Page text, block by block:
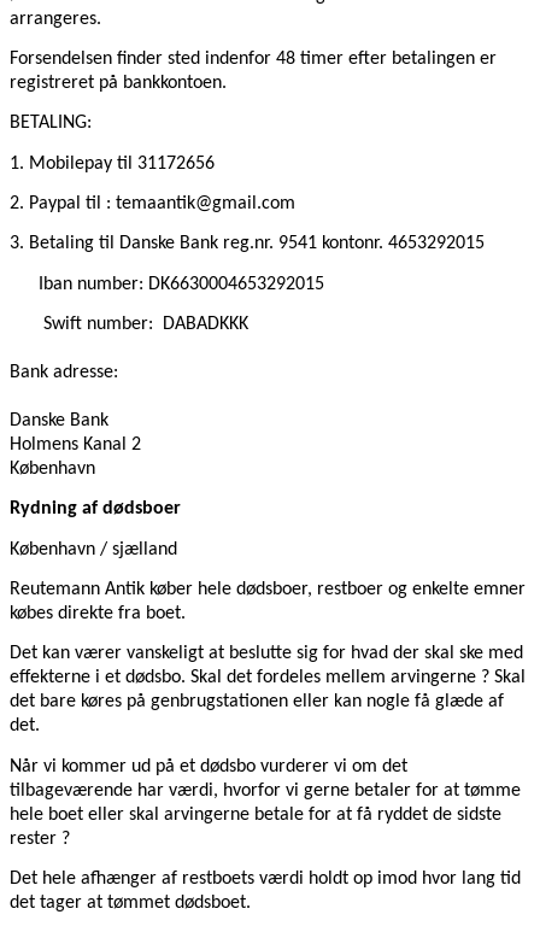
arrangeres.
Forsendelsen finder sted indenfor 48 timer efter betalingen er
registreret på bankkontoen.
BETALING:
1. Mobilepay til 31172656
2. Paypal til : temaantik@gmail.com
3. Betaling til Danske Bank reg.nr. 9541 kontonr. 4653292015
Iban number: DK6630004653292015
Swift number: DABADKKK
Bank adresse:
Danske Bank
Holmens Kanal 2
København
Rydning af dødsboer
København / sjælland
Reutemann Antik køber hele dødsboer, restboer og enkelte emner
købes direkte fra boet.
Det kan værer vanskeligt at beslutte sig for hvad der skal ske med
effekterne i et dødsbo. Skal det fordeles mellem arvingerne ? Skal
det bare køres på genbrugstationen eller kan nogle få glæde af
det.
Når vi kommer ud på et dødsbo vurderer vi om det
tilbageværende har værdi, hvorfor vi gerne betaler for at tømme
hele boet eller skal arvingerne betale for at få ryddet de sidste
rester ?
Det hele afhænger af restboets værdi holdt op imod hvor lang tid
det tager at tømmet dødsboet.